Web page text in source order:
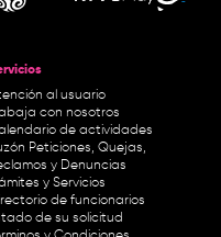
al usuario
con nosotros
de actividades
Peticiones, Quejas,
y Denuncias
y Servicios
de funcionarios
de su solicitud